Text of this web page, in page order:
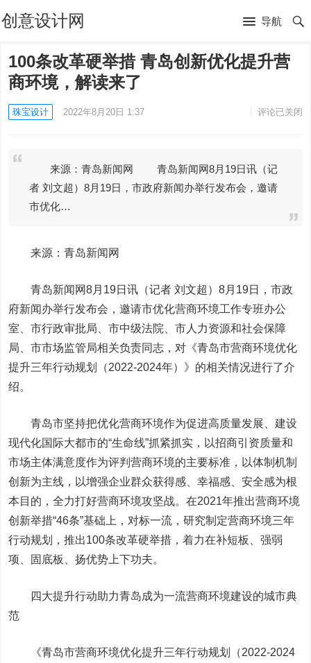
创意设计网 导航
100条改革硬举措 青岛创新优化提升营
商环境，解读来了
珠宝设计 2022年8月20日 1:37 评论已关闭
来源：青岛新闻网 青岛新闻网8月19日讯（记
者 刘文超）8月19日，市政府新闻办举行发布会，邀请
市优化…
来源：青岛新闻网
青岛新闻网8月19日讯（记者 刘文超）8月19日，市政
府新闻办举行发布会，邀请市优化营商环境工作专班办公
室、市行政审批局、市中级法院、市人力资源和社会保障
局、市市场监管局相关负责同志，对《青岛市营商环境优化
提升三年行动规划（2022-2024年）》的相关情况进行了介
绍。
青岛市坚持把优化营商环境作为促进高质量发展、建设
现代化国际大都市的“生命线”抓紧抓实，以招商引资质量和
市场主体满意度作为评判营商环境的主要标准，以体制机制
创新为主线，以增强企业群众获得感、幸福感、安全感为根
本目的，全力打好营商环境攻坚战。在2021年推出营商环境
创新举措“46条”基础上，对标一流，研究制定营商环境三年
行动规划，推出100条改革硬举措，着力在补短板、强弱
项、固底板、扬优势上下功夫。
四大提升行动助力青岛成为一流营商环境建设的城市典
范
《青岛市营商环境优化提升三年行动规划（2022-2024